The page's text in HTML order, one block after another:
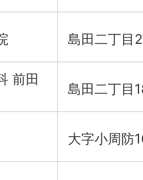
島田二丁目
前田
島田二丁目
大字小周防